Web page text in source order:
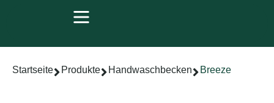
Startseite Produkte Handwaschbecken Breeze